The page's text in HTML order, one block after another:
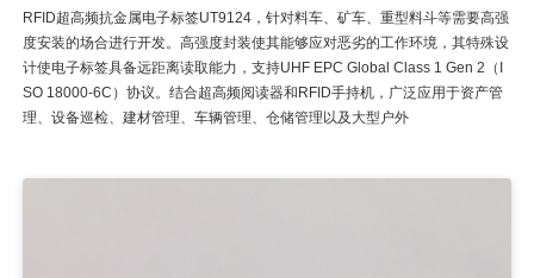
RFID超高频抗金属电子标签UT9124，针对料车、矿车、重型料斗等需要高强
度安装的场合进行开发。高强度封装使其能够应对恶劣的工作环境，其特殊设
计使电子标签具备远距离读取能力，支持UHF EPC Global Class 1 Gen 2（I
SO 18000-6C）协议。结合超高频阅读器和RFID手持机，广泛应用于资产管
理、设备巡检、建材管理、车辆管理、仓储管理以及大型户外